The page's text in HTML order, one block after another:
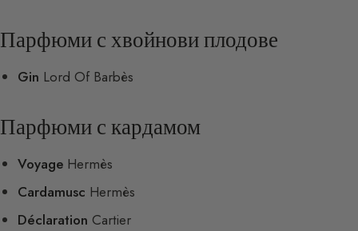
Парфюми с хвойнови плодове
Gin Lord Of Barbès
Парфюми с кардамом
Voyage Hermès
Cardamusc Hermès
Déclaration Cartier